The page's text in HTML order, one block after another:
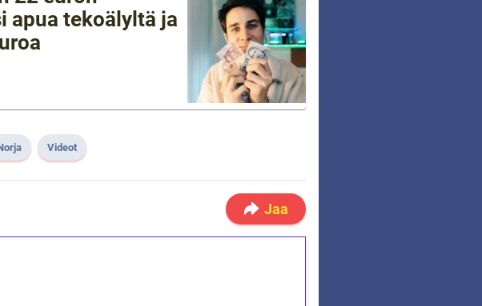
apua tekoälyltä ja
Videot
Jaa